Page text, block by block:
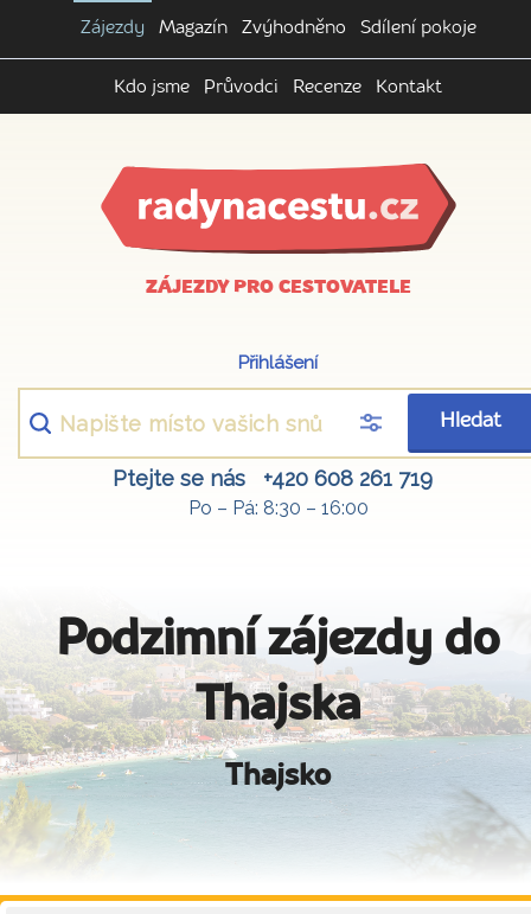
Zájezdy Magazín Zvýhodněno Sdílení pokoje
Kdo jsme Průvodci Recenze Kontakt
ZÁJEZDY PRO CESTOVATELE
Přihlášení
Hledat
Ptejte se nás +420 608 261 719
Po – Pá: 8:30 – 16:00
Podzimní zájezdy do
Thajska
Thajsko